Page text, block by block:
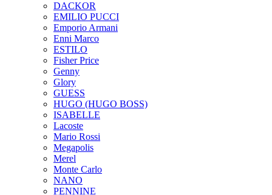
DACKOR
EMILIO PUCCI
Emporio Armani
Enni Marco
ESTILO
Fisher Price
Genny
Glory
GUESS
HUGO (HUGO BOSS)
ISABELLE
Lacoste
Mario Rossi
Megapolis
Merel
Monte Carlo
NANO
PENNINE